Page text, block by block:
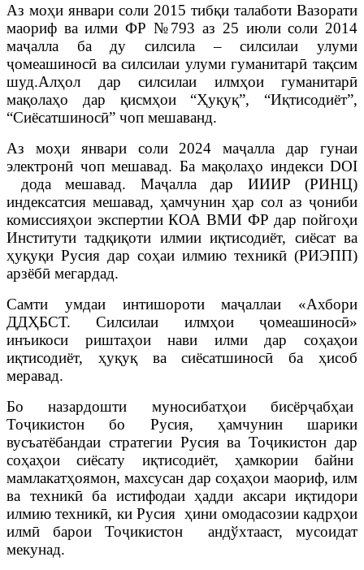
Аз моҳи январи соли 2015 тибқи талаботи Вазорати
маориф ва илми ФР №793 аз 25 июли соли 2014
маҷалла ба ду силсила – силсилаи улуми
ҷомеашиносӣ ва силсилаи улуми гуманитарӣ тақсим
шуд.Алҳол дар силсилаи илмҳои гуманитарӣ
мақолаҳо дар қисмҳои “Ҳуқуқ”, “Иқтисодиёт”,
“Сиёсатшиносӣ” чоп мешаванд.
Аз моҳи январи соли 2024 маҷалла дар гунаи
электронӣ чоп мешавад. Ба мақолаҳо индекси DOI
дода мешавад. Маҷалла дар ИИИР (РИНЦ)
индексатсия мешавад, ҳамчунин ҳар сол аз ҷониби
комиссияҳои экспертии КОА ВМИ ФР дар пойгоҳи
Институти тадқиқоти илмии иқтисодиёт, сиёсат ва
ҳуқуқи Русия дар соҳаи илмию техникӣ (РИЭПП)
арзёбӣ мегардад.
Самти умдаи интишороти маҷаллаи «Ахбори
ДДҲБСТ. Силсилаи илмҳои ҷомеашиносӣ»
инъикоси риштаҳои нави илми дар соҳаҳои
иқтисодиёт, ҳуқуқ ва сиёсатшиносӣ ба ҳисоб
меравад.
Бо назардошти муносибатҳои бисёрҷабҳаи
Тоҷикистон бо Русия, ҳамчунин шарики
вусъатёбандаи стратегии Русия ва Тоҷикистон дар
соҳаҳои сиёсату иқтисодиёт, ҳамкории байни
мамлакатҳоямон, махсусан дар соҳаҳои маориф, илм
ва техникӣ ба истифодаи ҳадди аксари иқтидори
илмию техникӣ, ки Русия ҳини омодасозии кадрҳои
илмӣ барои Тоҷикистон андўхтааст, мусоидат
мекунад.